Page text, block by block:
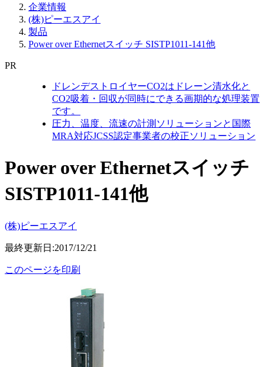
企業情報
(株)ピーエスアイ
製品
Power over Ethernetスイッチ SISTP1011-141他
PR
ドレンデストロイヤーCO2はドレーン清水化と
CO2吸着・回収が同時にできる画期的な処理装置
です。
圧力、温度、流速の計測ソリューションと国際
MRA対応JCSS認定事業者の校正ソリューション
Power over Ethernetスイッチ
SISTP1011-141他
(株)ピーエスアイ
最終更新日:2017/12/21
このページを印刷